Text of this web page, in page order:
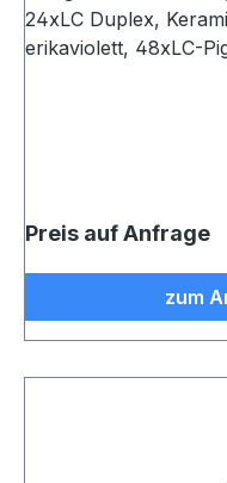
24xLC Duplex,
erikaviolett, 48xLC-
Preis auf Anfrage
zum